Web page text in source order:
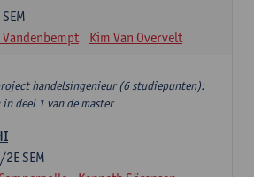
Vandenbempt Kim Van Overvelt
handelsingenieur (6 studiepunten):
deel 1 van de master
2E SEM